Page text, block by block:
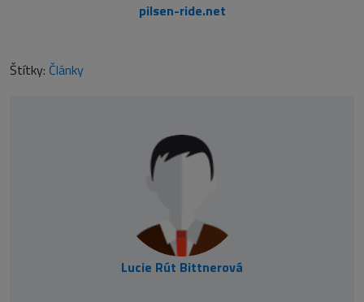
pilsen-ride.net
Štítky: Články
Lucie Rút Bittnerová